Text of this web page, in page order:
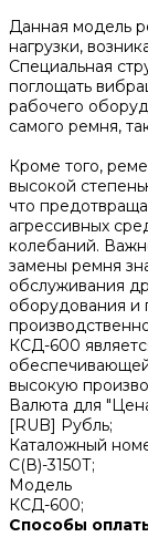
Данная модель
нагрузки,
Специальная
поглощать
рабочего
самого ремня,
Кроме того,
высокой
что
агрессивных
колебаний.
замены ремня
обслуживания
оборудования
КСД-600
высокую
Валюта для
[RUB] Рубль;
Каталожный
С(В)-3150Т;
Модель
КСД-600;
Способы